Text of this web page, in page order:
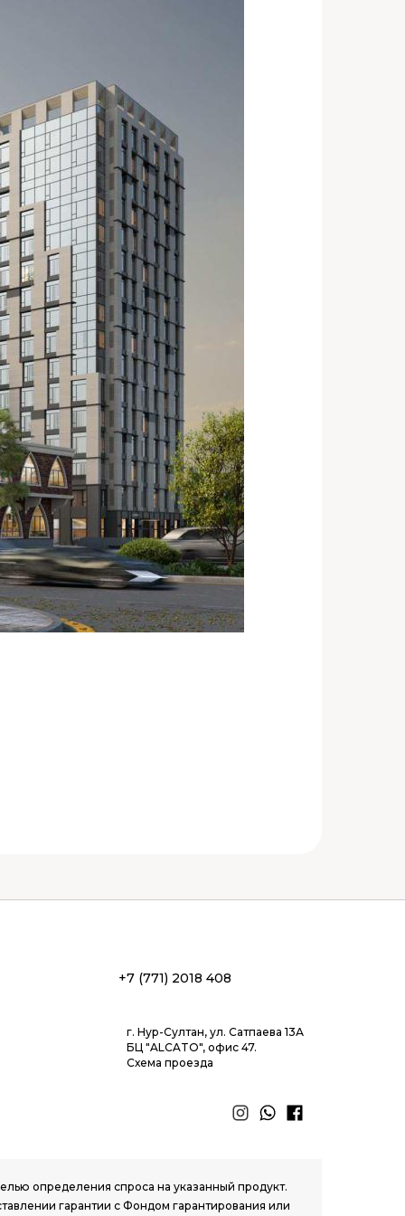
+7 (771) 2018 408
г. Нур-Султан, ул. Сатпаева 13А
БЦ "ALCATO", офис 47.
Схема проезда
определения спроса на указанный продукт.
гарантии с Фондом гарантирования или